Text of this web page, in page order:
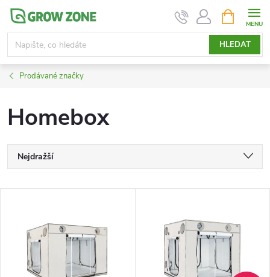
Přejít
obsah
HLEDAT
NÁKUPNÍ
KOŠÍK
Prodávané značky
Homebox
Ř
a
Nejdražší
Abecedně